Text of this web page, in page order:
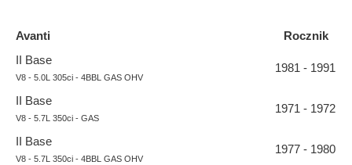
Avanti
Rocznik
II Base
V8 - 5.0L 305ci - 4BBL GAS OHV
1981 - 1991
II Base
V8 - 5.7L 350ci - GAS
1971 - 1972
II Base
V8 - 5.7L 350ci - 4BBL GAS OHV
1977 - 1980